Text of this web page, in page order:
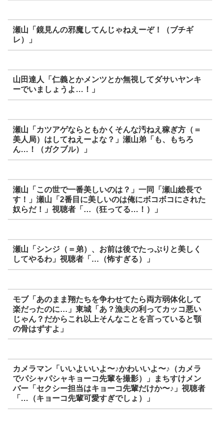
瀬山「鏡見んの邪魔してんじゃねえーぞ！（ブチギ
レ）」
山田達人「仁義とかメンツとか無視してダサいヤンキ
ーでいましょうよ…！」
瀬山「カツアゲならともかくそんな汚ねえ稼ぎ方（＝
美人局）はしてねえーよな？」瀬山弟「も、もちろ
ん…！（ガクブル）」
瀬山「この世で一番美しいのは？」一同「瀬山総長で
す！」瀬山「2番目に美しいのは俺にボコボコにされた
奴らだ！」視聴者「…（狂ってる…！）」
瀬山「シンジ（＝弟）、お前は後でたっぷりと美しく
してやるわ」視聴者「…（怖すぎる）」
モブ「あのまま翔たちを争わせてたら両方弱体化して
楽だったのに…」東城「あ？漁夫の利ってカッコ悪い
じゃん？だからこれ以上そんなことを言っていると顎
の骨はずすよ」
カメラマン「いいよいいよ〜♪かわいいよ〜♪（カメラ
でパシャパシャキョーコ先輩を撮影）」まちすけメン
バー「セクシー担当はキョーコ先輩だけか〜♪」視聴者
「…（キョーコ先輩可愛すぎでしょ）」